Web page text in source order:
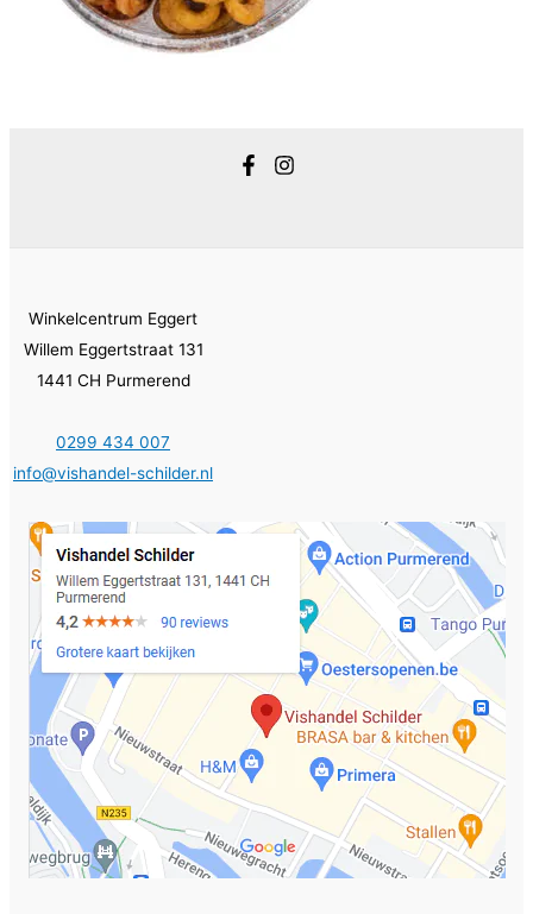
Winkelcentrum Eggert
Willem Eggertstraat 131
1441 CH Purmerend
0299 434 007
info@vishandel-schilder.nl